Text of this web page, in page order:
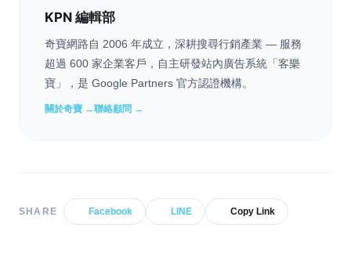
KPN 編輯部
奇寶網路自 2006 年成立，深耕搜尋行銷產業 — 服務
超過 600 家企業客戶，自主研發站內廣告系統「客樂
寶」，是 Google Partners 官方認證機構。
關於奇寶 →聯絡顧問 →
SHARE Facebook LINE Copy Link